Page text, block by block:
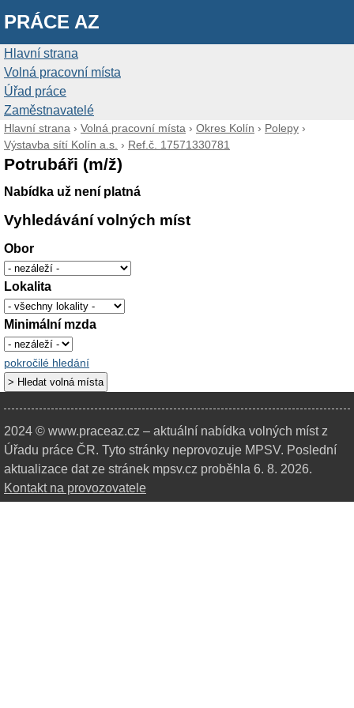
PRÁCE AZ
Hlavní strana
Volná pracovní místa
Úřad práce
Zaměstnavatelé
Hlavní strana › Volná pracovní místa › Okres Kolín › Polepy ›
Výstavba sítí Kolín a.s. › Ref.č. 17571330781
Potrubáři (m/ž)
Nabídka už není platná
Vyhledávání volných míst
Obor
Lokalita
Minimální mzda
pokročilé hledání
2024 © www.praceaz.cz – aktuální nabídka volných míst z
Úřadu práce ČR. Tyto stránky neprovozuje MPSV. Poslední
aktualizace dat ze stránek mpsv.cz proběhla 6. 8. 2026.
Kontakt na provozovatele